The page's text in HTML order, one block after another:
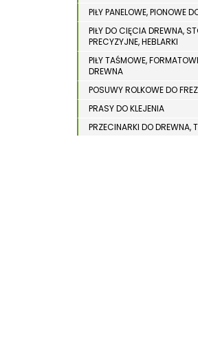
WYPOSAŻENIE DODATKOWE
DREWNA
PIŁY PANELOWE, PIONOWE
PIŁY DO CIĘCIA DREWNA,
PRECYZYJNE, HEBLARKI
PIŁY TAŚMOWE,
DREWNA
POSUWY ROLKOWE DO
PRASY DO KLEJENIA
PRZECINARKI DO DREWNA,